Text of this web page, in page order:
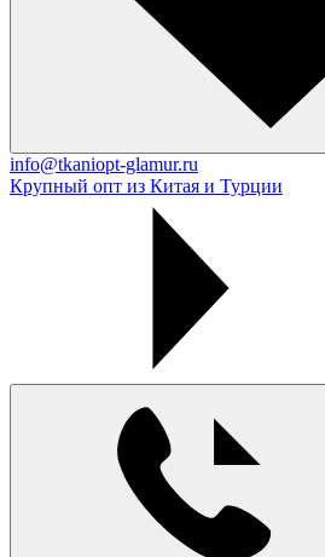
info@tkaniopt-glamur.ru
Крупный опт из Китая и Турции